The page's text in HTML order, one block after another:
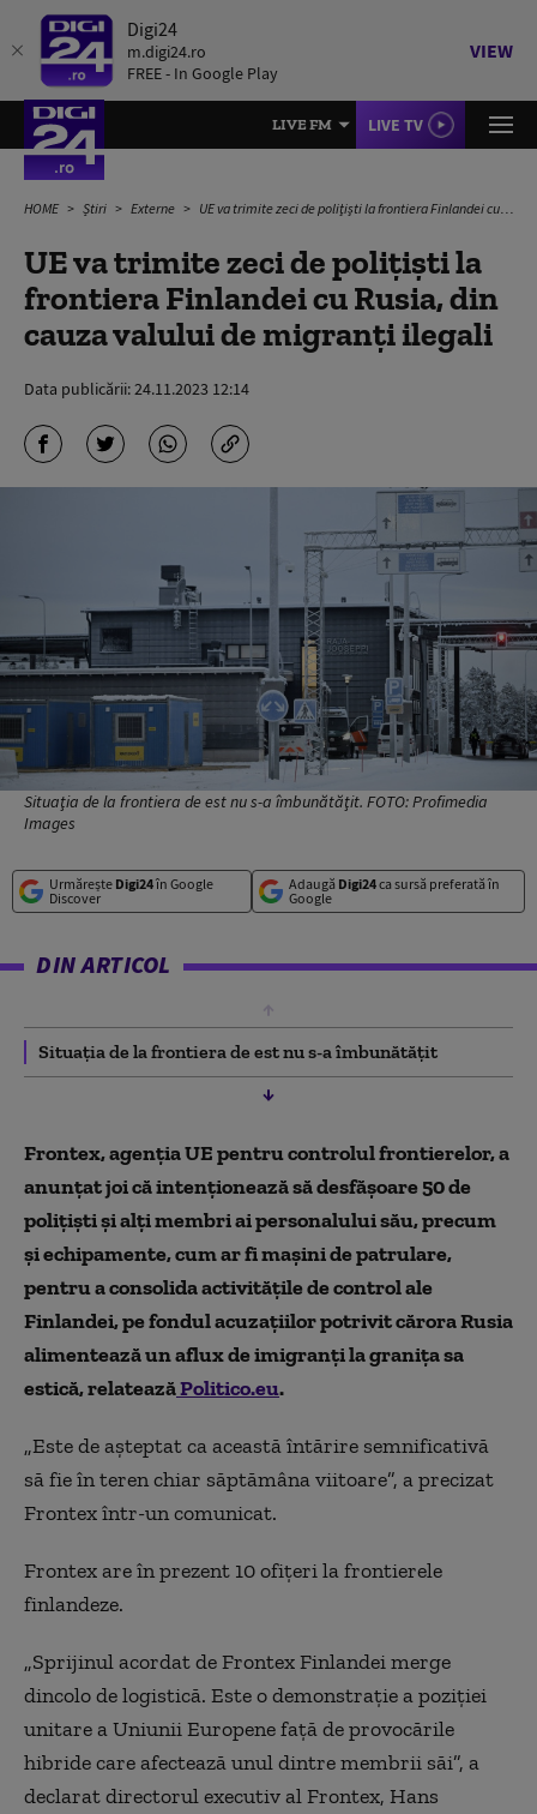
Digi24
m.digi24.ro
FREE - In Google Play
VIEW
LIVE FM LIVE TV
HOME Știri Externe UE va trimite zeci de poliţişti la frontiera Finlandei cu Rusia, din cauza valului de migranți ilegali
UE va trimite zeci de poliţişti la
frontiera Finlandei cu Rusia, din
cauza valului de migranți ilegali
Data publicării:24.11.2023 12:14
Situaţia de la frontiera de est nu s-a îmbunătăţit. FOTO: Profimedia
Images
Urmărește Digi24în Google
Discover
Adaugă Digi24ca sursă preferată în
Google
DIN ARTICOL
Situaţia de la frontiera de est nu s-a îmbunătăţit
Frontex, agenţia UE pentru controlul frontierelor, a
anunţat joi că intenţionează să desfăşoare 50 de
poliţişti şi alţi membri ai personalului său, precum
şi echipamente, cum ar fi maşini de patrulare,
pentru a consolida activităţile de control ale
Finlandei, pe fondul acuzaţiilor potrivit cărora Rusia
alimentează un aflux de imigranţi la graniţa sa
estică, relateazăPolitico.eu.
„Este de aşteptat ca această întărire semnificativă
să fie în teren chiar săptămâna viitoare”, a precizat
Frontex într-un comunicat.
Frontex are în prezent 10 ofiţeri la frontierele
finlandeze.
„Sprijinul acordat de Frontex Finlandei merge
dincolo de logistică. Este o demonstraţie a poziţiei
unitare a Uniunii Europene faţă de provocările
hibride care afectează unul dintre membrii săi”, a
declarat directorul executiv al Frontex, Hans